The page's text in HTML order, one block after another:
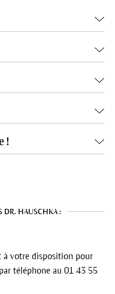
!
DR. HAUSCHKA :
à votre disposition pour
téléphone au 01 43 55